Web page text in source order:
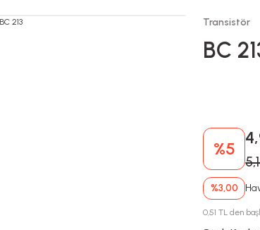
Transistör
BC
%5
%3,00
0,51 TL den